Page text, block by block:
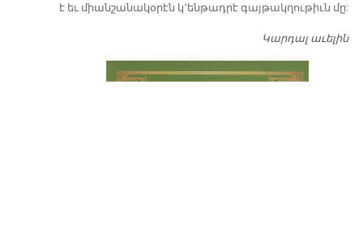
է եւ միանշանակօրէն կ՚ենթադրէ գայթակղութիւն մը:
Կարդալ աւելին